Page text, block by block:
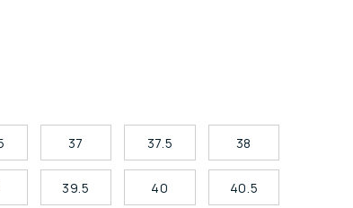
37 37.5 38
39.5 40 40.5